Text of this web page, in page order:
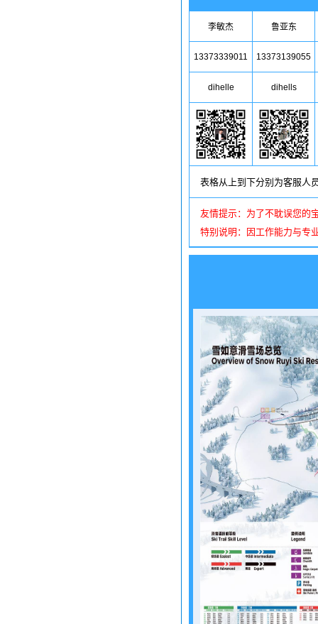
李敏杰 鲁亚东
13373339011 13373139055
dihelle dihells
表格从上到下分别为客服人
友情提示：为了不耽误您的
特别说明：因工作能力与专